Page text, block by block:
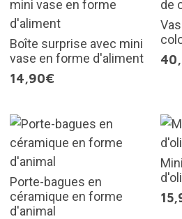
Boîte surprise avec mini
vase en forme d'aliment
14,90€
Porte-bagues en
céramique en forme
d'animal